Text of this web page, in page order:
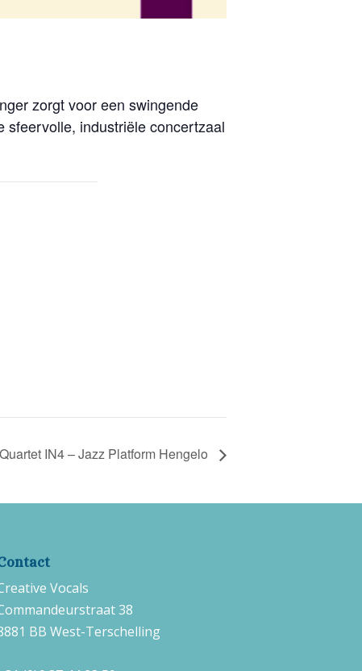
zorgt voor een swingende
sfeervolle, industriële concertzaal
IN4 – Jazz Platform Hengelo
Vocals
38
BB West-Terschelling